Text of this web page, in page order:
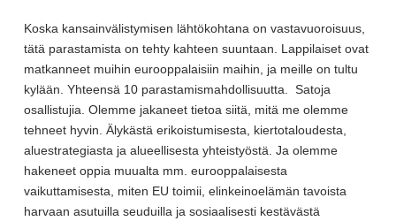
Koska kansainvälistymisen lähtökohtana on vastavuoroisuus,
tätä parastamista on tehty kahteen suuntaan. Lappilaiset ovat
matkanneet muihin eurooppalaisiin maihin, ja meille on tultu
kylään. Yhteensä 10 parastamismahdollisuutta. Satoja
osallistujia. Olemme jakaneet tietoa siitä, mitä me olemme
tehneet hyvin. Älykästä erikoistumisesta, kiertotaloudesta,
aluestrategiasta ja alueellisesta yhteistyöstä. Ja olemme
hakeneet oppia muualta mm. eurooppalaisesta
vaikuttamisesta, miten EU toimii, elinkeinoelämän tavoista
harvaan asutuilla seuduilla ja sosiaalisesti kestävästä